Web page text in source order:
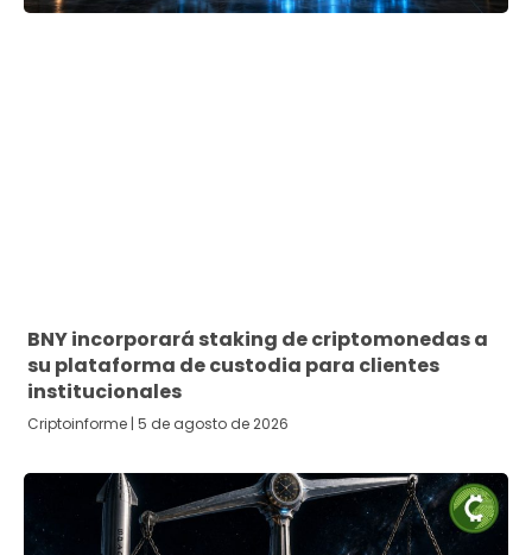
BNY incorporará staking de criptomonedas a
su plataforma de custodia para clientes
institucionales
Criptoinforme 5 de agosto de 2026